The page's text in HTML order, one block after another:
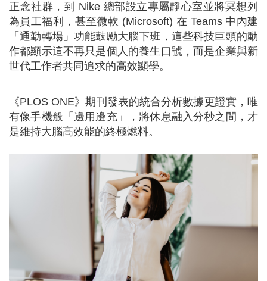
正念社群，到 Nike 總部設立專屬靜心室並將冥想列
為員工福利，甚至微軟 (Microsoft) 在 Teams 中內建
「通勤轉場」功能鼓勵大腦下班，這些科技巨頭的動
作都顯示這不再只是個人的養生口號，而是企業與新
世代工作者共同追求的高效顯學。
《PLOS ONE》期刊發表的統合分析數據更證實，唯
有像手機般「邊用邊充」，將休息融入分秒之間，才
是維持大腦高效能的終極燃料。